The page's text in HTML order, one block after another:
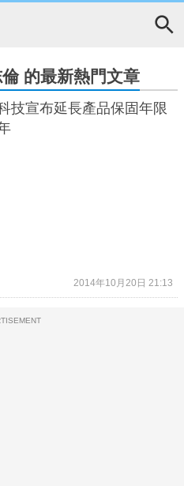
的最新熱門文章
技宣布延長產品保固年限
2014年10月20日 21:13